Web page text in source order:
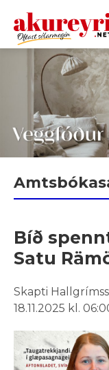
Leita
Bíð
Satu
Skapti
18.11.2025 kl.